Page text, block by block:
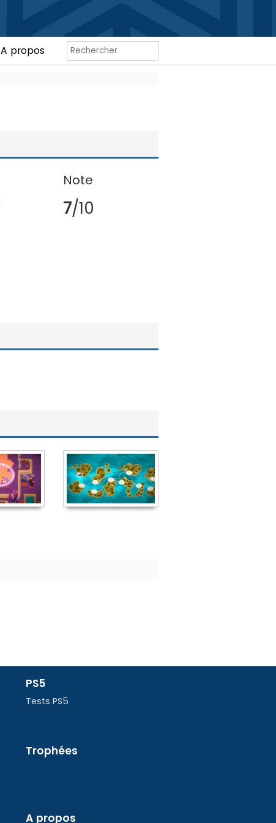
A propos
Note
7/10
PS5
Tests PS5
Trophées
A propos